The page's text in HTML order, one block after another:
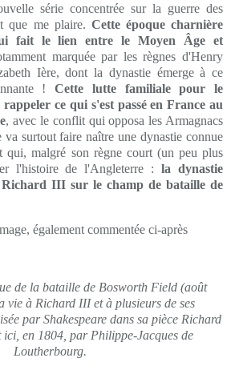
série concentrée sur la guerre des
que me plaire. Cette époque charnière
fait le lien entre le Moyen Âge et
marquée par les règnes d'Henry
Ière, dont la dynastie émerge à ce
! Cette lutte familiale pour le
ce qui s'est passé en France au
, avec le conflit qui opposa les Armagnacs
surtout faire naître une dynastie connue
qui, malgré son règne court (un peu plus
l'histoire de l'Angleterre :la dynastie
III sur le champ de bataille de
de la bataille de Bosworth Field (août
vie à Richard III et à plusieurs de ses
par Shakespeare dans sa pièce Richard
en 1804, par Philippe-Jacques de
Loutherbourg.